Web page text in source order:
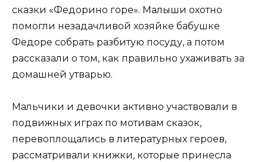
сказки «Федорино горе». Малыши охотно
помогли незадачливой хозяйке бабушке
Федоре собрать разбитую посуду, а потом
рассказали о том, как правильно ухаживать за
домашней утварью.
Мальчики и девочки активно участвовали в
подвижных играх по мотивам сказок,
перевоплощались в литературных героев,
рассматривали книжки, которые принесла